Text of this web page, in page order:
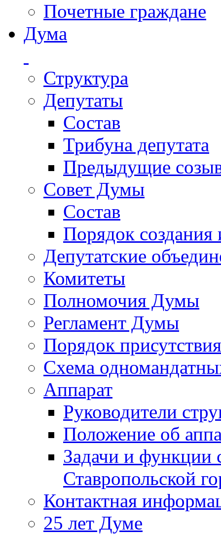
Почетные граждане
Дума
Структура
Депутаты
Состав
Трибуна депутата
Предыдущие
Совет Думы
Состав
Порядок создания
Депутатские
Комитеты
Полномочия Думы
Регламент Думы
Порядок
Схема
Аппарат
Руководители
Положение об
Задачи и функции
Ставропольской
Контактная
25 лет Думе